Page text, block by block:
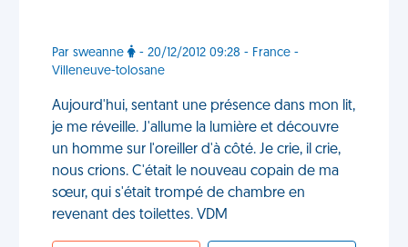
Par sweanne
- 20/12/2012 09:28 - France -
Villeneuve-tolosane
Aujourd'hui, sentant une présence dans mon lit,
je me réveille. J'allume la lumière et découvre
un homme sur l'oreiller d'à côté. Je crie, il crie,
nous crions. C'était le nouveau copain de ma
sœur, qui s'était trompé de chambre en
revenant des toilettes. VDM